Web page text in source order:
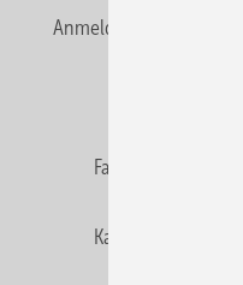
Anmelden
Fachbeiträge
Karriere bei Gentner